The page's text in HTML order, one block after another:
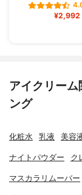
¥2,992
アイクリー
ング
化粧水 乳液 美容
ナイトパウダー ク
マスカラリムーバー